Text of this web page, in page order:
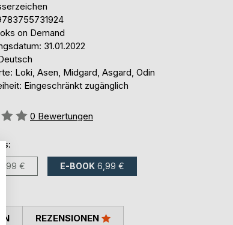
on Demand
31.01.2022
Loki, Asen, Midgard, Asgard, Odin
Eingeschränkt zugänglich
0 Bewertungen
9,99 € E-BOOK 6,99 €
REZENSIONEN